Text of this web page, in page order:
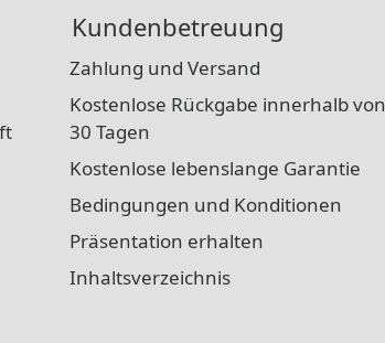
Kundenbetreuung
Zahlung und Versand
Kostenlose Rückgabe innerhalb von
30 Tagen
Kostenlose lebenslange Garantie
Bedingungen und Konditionen
Präsentation erhalten
Inhaltsverzeichnis